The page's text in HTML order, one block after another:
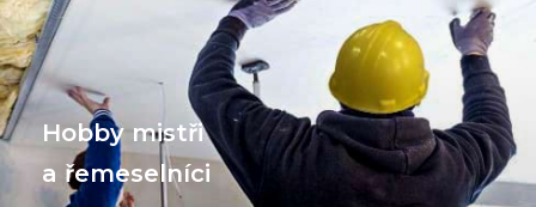
Hobby mistři
a řemeselníci